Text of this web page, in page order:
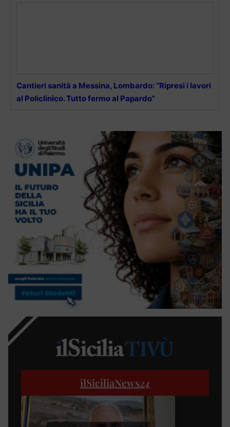
Cantieri sanità a Messina, Lombardo: “Ripresi i lavori
al Policlinico. Tutto fermo al Papardo”
ilSiciliaNews24